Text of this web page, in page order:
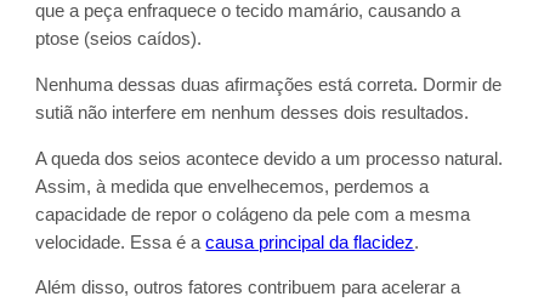
que a peça enfraquece o tecido mamário, causando a
ptose (seios caídos).
Nenhuma dessas duas afirmações está correta. Dormir de
sutiã não interfere em nenhum desses dois resultados.
A queda dos seios acontece devido a um processo natural.
Assim, à medida que envelhecemos, perdemos a
capacidade de repor o colágeno da pele com a mesma
velocidade. Essa é acausa principal da flacidez.
Além disso, outros fatores contribuem para acelerar a